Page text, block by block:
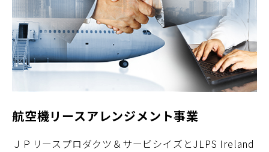
航空機リースアレンジメント事業
ＪＰリースプロダクツ＆サービシイズとJLPS Ireland